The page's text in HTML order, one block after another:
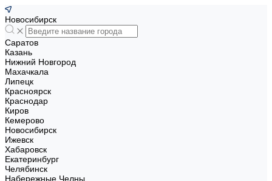
Новосибирск
Саратов
Казань
Нижний Новгород
Махачкала
Липецк
Красноярск
Краснодар
Киров
Кемерово
Новосибирск
Ижевск
Хабаровск
Екатеринбург
Челябинск
Набережные Челны